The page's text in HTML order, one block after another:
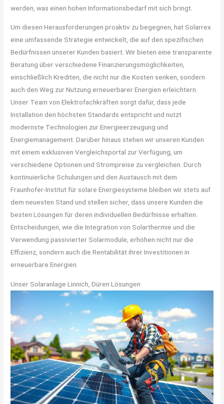
werden, was einen hohen Informationsbedarf mit sich bringt.
Um diesen Herausforderungen proaktiv zu begegnen, hat Solarrex
eine umfassende Strategie entwickelt, die auf den spezifischen
Bedürfnissen unserer Kunden basiert. Wir bieten eine transparente
Beratung über verschiedene Finanzierungsmöglichkeiten,
einschließlich Krediten, die nicht nur die Kosten senken, sondern
auch den Weg zur Nutzung erneuerbarer Energien erleichtern.
Unser Team von Elektrofachkräften sorgt dafür, dass jede
Installation den höchsten Standards entspricht und nutzt
modernste Technologien zur Energieerzeugung und
Energiemanagement. Darüber hinaus stehen wir unseren Kunden
mit einem exklusiven Vergleichsportal zur Verfügung, um
verschiedene Optionen und Strompreise zu vergleichen. Durch
kontinuierliche Schulungen und den Austausch mit dem
Fraunhofer-Institut für solare Energiesysteme bleiben wir stets auf
dem neuesten Stand und stellen sicher, dass unsere Kunden die
besten Lösungen für deren individuellen Bedürfnisse erhalten.
Entscheidungen, wie die Integration von Solarthermie und die
Verwendung passivierter Solarmodule, erhöhen nicht nur die
Effizienz, sondern auch die Rentabilität ihrer Investitionen in
erneuerbare Energien.
Unser Solaranlage Linnich, Düren Lösungen